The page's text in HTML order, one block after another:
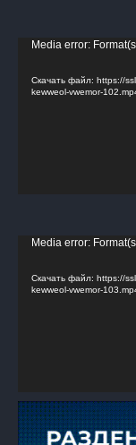
Видеоплеер
Media error:
Скачать файл: https://
kewweol-vwemor-
Видеоплеер
Media error:
Скачать файл: https://
kewweol-vwemor-